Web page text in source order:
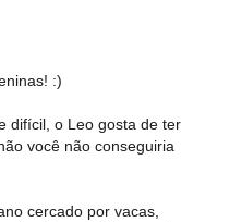
:)
difícil, o Leo gosta de ter
você não conseguiria
cercado por vacas,